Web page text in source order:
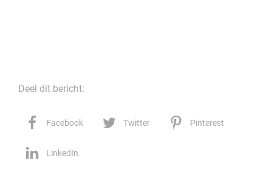
Deel dit bericht:
Facebook Twitter Pinterest
LinkedIn